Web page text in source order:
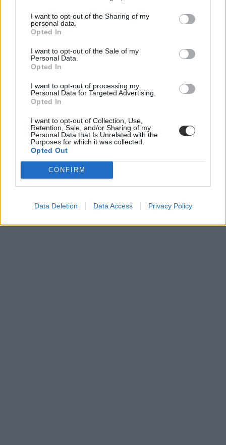
I want to opt-out of the Sharing of my
personal data.
Opted In
I want to opt-out of the Sale of my
Personal Data.
Opted In
I want to opt-out of processing my
Personal Data for Targeted Advertising.
Opted In
I want to opt-out of Collection, Use,
Retention, Sale, and/or Sharing of my
Personal Data that Is Unrelated with the
Purposes for which it was collected.
Opted Out
CONFIRM
Data Deletion Data Access Privacy Policy
Facebook
fűtés
Szülői Hang